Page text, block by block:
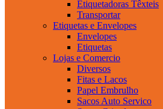
Etiquetadoras Têxteis
Transportar
Etiquetas e Envelopes
Envelopes
Etiquetas
Lojas e Comercio
Diversos
Fitas e Lacos
Papel Embrulho
Sacos Auto Servico